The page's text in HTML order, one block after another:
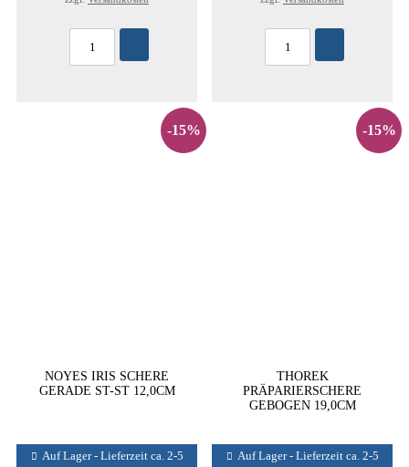
-15%
NOYES IRIS SCHERE
GERADE ST-ST 12,0CM
Auf Lager - Lieferzeit ca. 2-5
-15%
THOREK
PRÄPARIERSCHERE
GEBOGEN 19,0CM
Auf Lager - Lieferzeit ca. 2-5